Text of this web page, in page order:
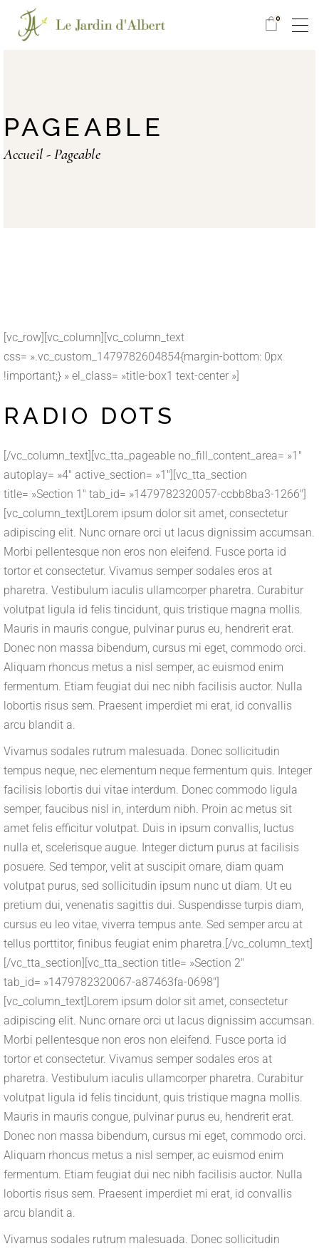
0
PAGEABLE
Accueil Pageable
[vc_row][vc_column][vc_column_text
css= ».vc_custom_1479782604854{margin-bottom: 0px
!important;} » el_class= »title-box1 text-center »]
RADIO DOTS
[/vc_column_text][vc_tta_pageable no_fill_content_area= »1″
autoplay= »4″ active_section= »1″][vc_tta_section
title= »Section 1″ tab_id= »1479782320057-ccbb8ba3-1266″]
[vc_column_text]Lorem ipsum dolor sit amet, consectetur
adipiscing elit. Nunc ornare orci ut lacus dignissim accumsan.
Morbi pellentesque non eros non eleifend. Fusce porta id
tortor et consectetur. Vivamus semper sodales eros at
pharetra. Vestibulum iaculis ullamcorper pharetra. Curabitur
volutpat ligula id felis tincidunt, quis tristique magna mollis.
Mauris in mauris congue, pulvinar purus eu, hendrerit erat.
Donec non massa bibendum, cursus mi eget, commodo orci.
Aliquam rhoncus metus a nisl semper, ac euismod enim
fermentum. Etiam feugiat dui nec nibh facilisis auctor. Nulla
lobortis risus sem. Praesent imperdiet mi erat, id convallis
arcu blandit a.
Vivamus sodales rutrum malesuada. Donec sollicitudin
tempus neque, nec elementum neque fermentum quis. Integer
facilisis lobortis dui vitae interdum. Donec commodo ligula
semper, faucibus nisl in, interdum nibh. Proin ac metus sit
amet felis efficitur volutpat. Duis in ipsum convallis, luctus
nulla et, scelerisque augue. Integer dictum purus at facilisis
posuere. Sed tempor, velit at suscipit ornare, diam quam
volutpat purus, sed sollicitudin ipsum nunc ut diam. Ut eu
pretium dui, venenatis sagittis dui. Suspendisse turpis diam,
cursus eu leo vitae, viverra tempus ante. Sed semper arcu at
tellus porttitor, finibus feugiat enim pharetra.[/vc_column_text]
[/vc_tta_section][vc_tta_section title= »Section 2″
tab_id= »1479782320067-a87463fa-0698″]
[vc_column_text]Lorem ipsum dolor sit amet, consectetur
adipiscing elit. Nunc ornare orci ut lacus dignissim accumsan.
Morbi pellentesque non eros non eleifend. Fusce porta id
tortor et consectetur. Vivamus semper sodales eros at
pharetra. Vestibulum iaculis ullamcorper pharetra. Curabitur
volutpat ligula id felis tincidunt, quis tristique magna mollis.
Mauris in mauris congue, pulvinar purus eu, hendrerit erat.
Donec non massa bibendum, cursus mi eget, commodo orci.
Aliquam rhoncus metus a nisl semper, ac euismod enim
fermentum. Etiam feugiat dui nec nibh facilisis auctor. Nulla
lobortis risus sem. Praesent imperdiet mi erat, id convallis
arcu blandit a.
Vivamus sodales rutrum malesuada. Donec sollicitudin